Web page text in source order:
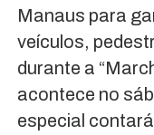
Manaus para
veículos,
durante a
acontece no
especial